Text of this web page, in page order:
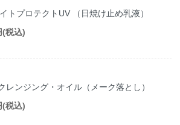
トプロテクトUV （日焼け止め乳液）
(税込)
レンジング・オイル（メーク落とし）
(税込)